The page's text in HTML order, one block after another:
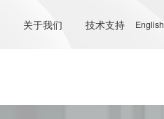
关于我们 技术支持 English